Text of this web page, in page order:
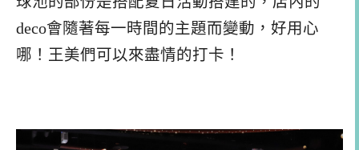
deco會隨著每一時間的主題而變動，好用心
哪！王美們可以來盡情的打卡！